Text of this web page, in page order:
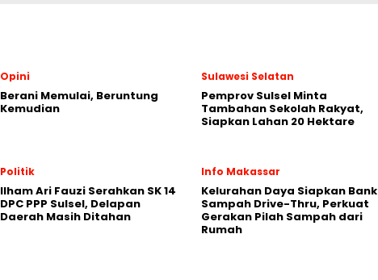
Opini
Berani Memulai, Beruntung
Kemudian
Sulawesi Selatan
Pemprov Sulsel Minta
Tambahan Sekolah Rakyat,
Siapkan Lahan 20 Hektare
Politik
Ilham Ari Fauzi Serahkan SK 14
DPC PPP Sulsel, Delapan
Daerah Masih Ditahan
Info Makassar
Kelurahan Daya Siapkan Bank
Sampah Drive-Thru, Perkuat
Gerakan Pilah Sampah dari
Rumah